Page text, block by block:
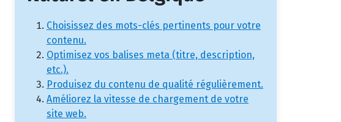
Choisissez des mots-clés pertinents pour votre
contenu.
Optimisez vos balises meta (titre, description,
etc.).
Produisez du contenu de qualité régulièrement.
Améliorez la vitesse de chargement de votre
site web.